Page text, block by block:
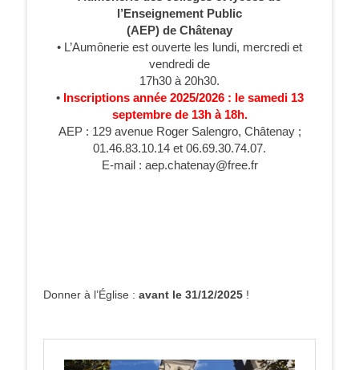
l’Enseignement Public
(AEP) de Châtenay
• L’Aumônerie est ouverte les lundi, mercredi et
vendredi de
17h30 à 20h30.
• Inscriptions année 2025/2026 : le samedi 13
septembre de 13h à 18h.
AEP : 129 avenue Roger Salengro, Châtenay ;
01.46.83.10.14 et 06.69.30.74.07.
E-mail : aep.chatenay@free.fr
Donner à l’Église : avant le 31/12/2025 !